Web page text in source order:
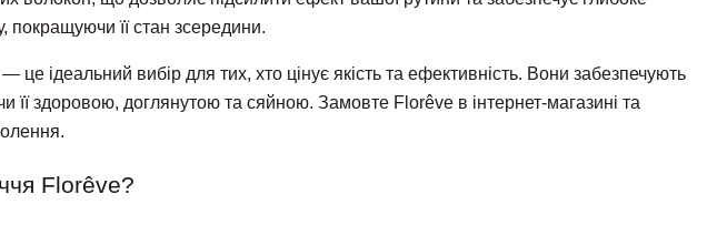
покращуючи її стан зсередини.
ідеальний вибір для тих, хто цінує якість та ефективність. Вони забезпечують
її здоровою, доглянутою та сяйною. Замовте Florêve в інтернет-магазині та
Florêve?